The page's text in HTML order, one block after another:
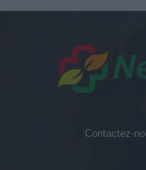
Contactez-